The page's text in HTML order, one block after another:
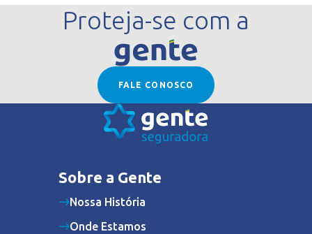
Proteja-se com a
FALE CONOSCO
Sobre a Gente
Nossa História
Onde Estamos